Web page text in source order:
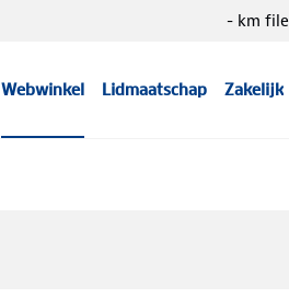
Webwinkel Lidmaatschap Zakelijk
- km file